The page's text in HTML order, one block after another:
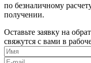
по безналичному
получении.
Оставьте заявку на
свяжутся с вами в